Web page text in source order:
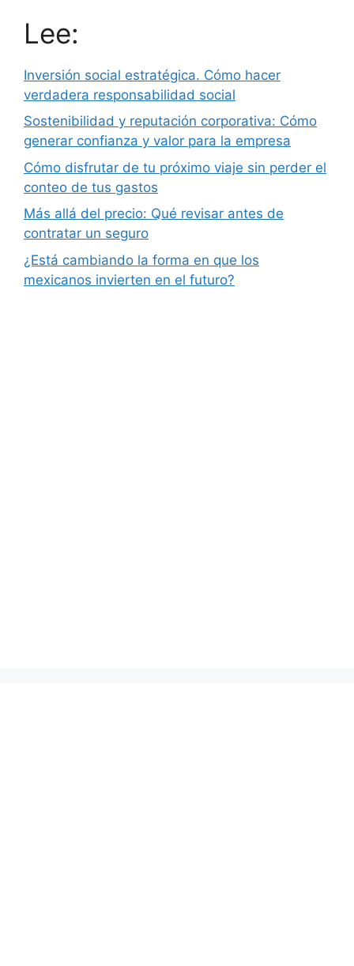
Lee:
Inversión social estratégica. Cómo hacer
verdadera responsabilidad social
Sostenibilidad y reputación corporativa: Cómo
generar confianza y valor para la empresa
Cómo disfrutar de tu próximo viaje sin perder el
conteo de tus gastos
Más allá del precio: Qué revisar antes de
contratar un seguro
¿Está cambiando la forma en que los
mexicanos invierten en el futuro?